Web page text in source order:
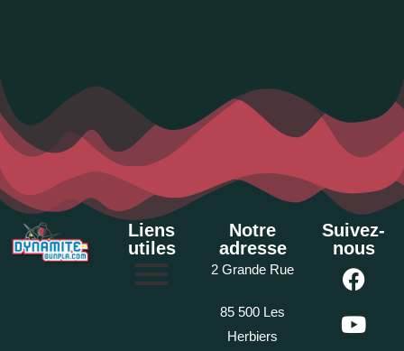
Liens
utiles
Notre
adresse
2 Grande Rue
85 500 Les
Herbiers
Suivez-
nous